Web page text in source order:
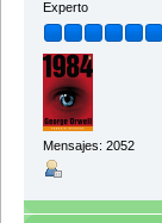
Experto
Mensajes: 2052